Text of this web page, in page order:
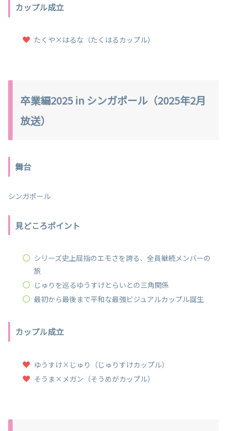
カップル成立
たくや×はるな（たくはるカップル）
卒業編2025 in シンガポール（2025年2月
放送）
舞台
シンガポール
見どころポイント
シリーズ史上屈指のエモさを誇る、全員継続メンバーの
旅
じゅりを巡るゆうすけとらいとの三角関係
最初から最後まで平和な最強ビジュアルカップル誕生
カップル成立
ゆうすけ×じゅり（じゅりすけカップル）
そうま×メガン（そうめがカップル）